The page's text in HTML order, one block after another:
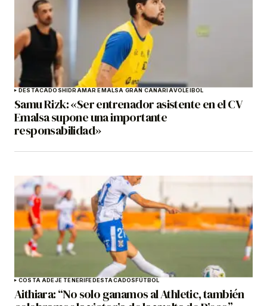
DESTACADOSHIDRAMAR EMALSA GRAN CANARIAVOLEIBOL
Samu Rizk: «Ser entrenador asistente en el CV
Emalsa supone una importante
responsabilidad»
COSTA ADEJE TENERIFEDESTACADOSFÚTBOL
Aithiara: “No solo ganamos al Athletic, también